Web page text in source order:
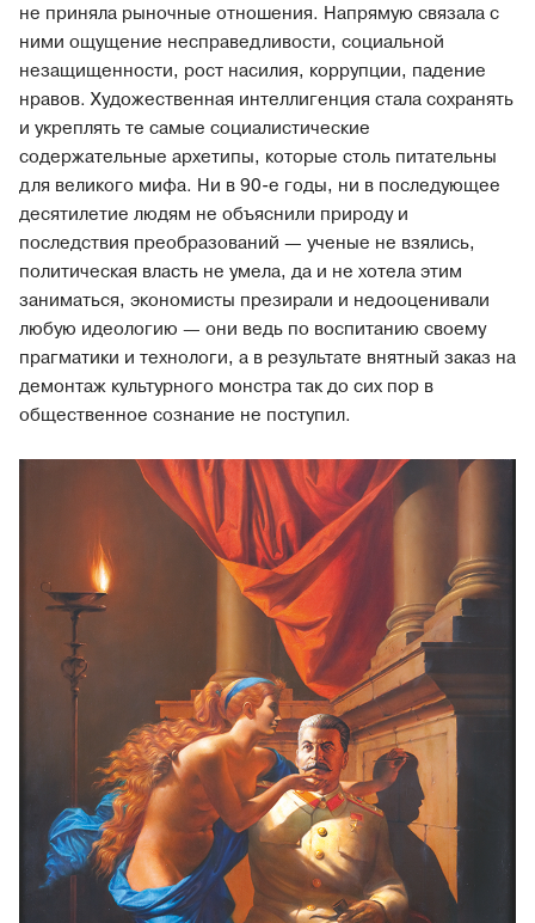
не приняла рыночные отношения. Напрямую связала с
ними ощущение несправедливости, социальной
незащищенности, рост насилия, коррупции, падение
нравов. Художественная интеллигенция стала сохранять
и укреплять те самые социалистические
содержательные архетипы, которые столь питательны
для великого мифа. Ни в 90-е годы, ни в последующее
десятилетие людям не объяснили природу и
последствия преобразований — ученые не взялись,
политическая власть не умела, да и не хотела этим
заниматься, экономисты презирали и недооценивали
любую идеологию — они ведь по воспитанию своему
прагматики и технологи, а в результате внятный заказ на
демонтаж культурного монстра так до сих пор в
общественное сознание не поступил.